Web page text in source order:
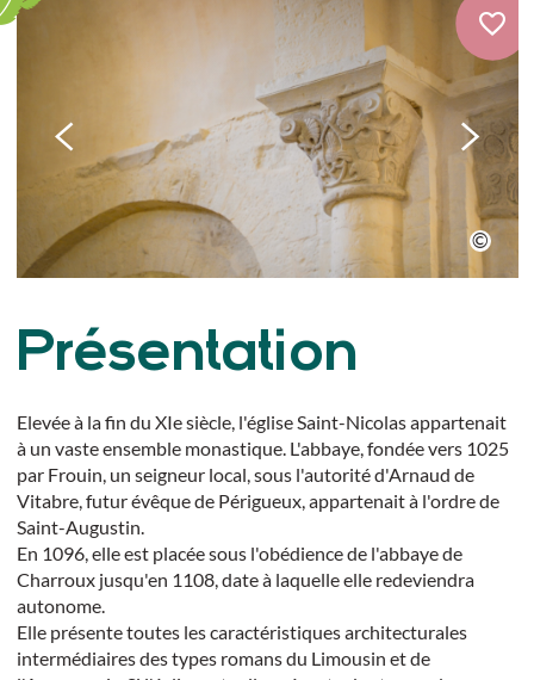
Présentation
Elevée à la fin du XIe siècle, l'église Saint-Nicolas appartenait
à un vaste ensemble monastique. L'abbaye, fondée vers 1025
par Frouin, un seigneur local, sous l'autorité d'Arnaud de
Vitabre, futur évêque de Périgueux, appartenait à l'ordre de
Saint-Augustin.
En 1096, elle est placée sous l'obédience de l'abbaye de
Charroux jusqu'en 1108, date à laquelle elle redeviendra
autonome.
Elle présente toutes les caractéristiques architecturales
intermédiaires des types romans du Limousin et de